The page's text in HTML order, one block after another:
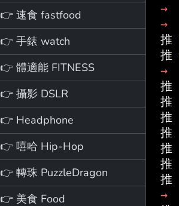
👉 速食 fastfood
👉 手錶 watch
👉 體適能 FITNESS
👉 攝影 DSLR
👉 Headphone
👉 嘻哈 Hip-Hop
👉 轉珠 PuzzleDragon
👉 美食 Food
→
→
推
推
→
推
推
推
推
推
推
推
→